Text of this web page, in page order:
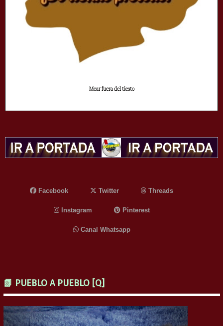
Mear fuera del tiesto
Facebook Twitter Threads
Instagram Pinterest
Canal Whatsapp
📗 PUEBLO A PUEBLO [Q]